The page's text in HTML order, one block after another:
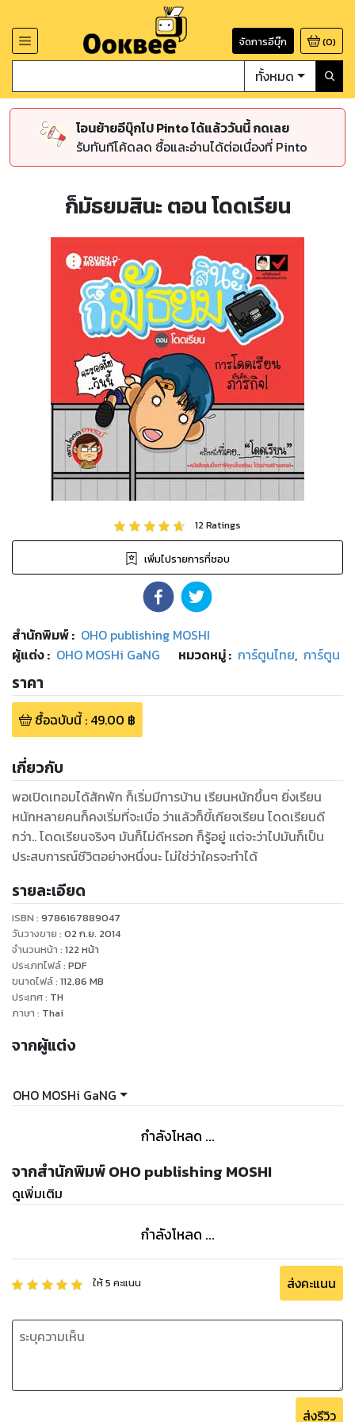
จัดการอีบุ๊ก (0)
ทั้งหมด
โอนย้ายอีบุ๊กไป Pinto ได้แล้ววันนี้ กดเลย
รับทันทีโค้ดลด ซื้อและอ่านได้ต่อเนื่องที่ Pinto
ก็มัธยมสินะ ตอน โดดเรียน
12Ratings
เพิ่มไปรายการที่ชอบ
สำนักพิมพ์: OHO publishing MOSHI
ผู้แต่ง : OHO MOSHi GaNG หมวดหมู่: การ์ตูนไทย, การ์ตูน
ราคา
ซื้อฉบับนี้: 49.00 ฿
เกี่ยวกับ
พอเปิดเทอมได้สักพัก ก็เริ่มมีการบ้าน เรียนหนักขึ้นๆ ยิ่งเรียน
หนักหลายคนก็คงเริ่มที่จะเบื่อ ว่าแล้วก็ขี้เกียจเรียน โดดเรียนดี
กว่า.. โดดเรียนจริงๆ มันก็ไม่ดีหรอก ก็รู้อยู่ แต่จะว่าไปมันก็เป็น
ประสบการณ์ชีวิตอย่างหนึ่งนะ ไม่ใช่ว่าใครจะทำได้
รายละเอียด
ISBN : 9786167889047
วันวางขาย : 02 ก.ย. 2014
จำนวนหน้า : 122 หน้า
ประเภทไฟล์: PDF
ขนาดไฟล์: 112.86 MB
ประเทศ: TH
ภาษา : Thai
จากผู้แต่ง
OHO MOSHi GaNG
กำลังโหลด ...
จากสำนักพิมพ์ OHO publishing MOSHI
ดูเพิ่มเติม
กำลังโหลด ...
ให้5 คะแนน ส่งคะแนน
ส่งรีวิว